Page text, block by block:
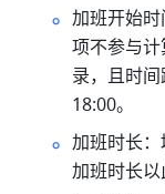
加班开始
项不参与
录，且时
18:00。
加班时长
加班时长以